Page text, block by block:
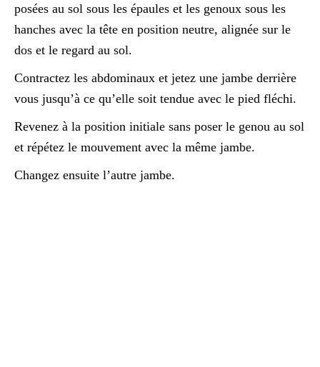
posées au sol sous les épaules et les genoux sous les
hanches avec la tête en position neutre, alignée sur le
dos et le regard au sol.
Contractez les abdominaux et jetez une jambe derrière
vous jusqu’à ce qu’elle soit tendue avec le pied fléchi.
Revenez à la position initiale sans poser le genou au sol
et répétez le mouvement avec la même jambe.
Changez ensuite l’autre jambe.